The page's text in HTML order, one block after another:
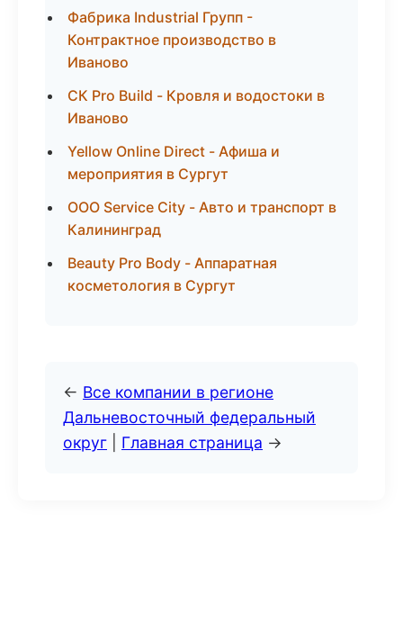
Фабрика Industrial Групп -
Контрактное производство в
Иваново
СК Pro Build - Кровля и водостоки в
Иваново
Yellow Online Direct - Афиша и
мероприятия в Сургут
ООО Service City - Авто и транспорт в
Калининград
Beauty Pro Body - Аппаратная
косметология в Сургут
← Все компании в регионе
Дальневосточный федеральный
округ
Главная страница →